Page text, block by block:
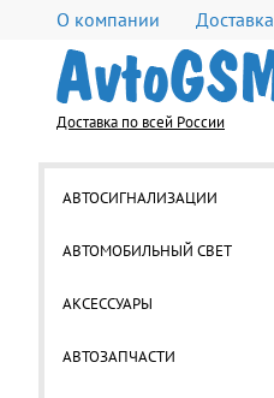
О компании Доставка
Доставка по всей России
АВТОСИГНАЛИЗАЦИИ
АВТОМОБИЛЬНЫЙ СВЕТ
АКСЕССУАРЫ
АВТОЗАПЧАСТИ